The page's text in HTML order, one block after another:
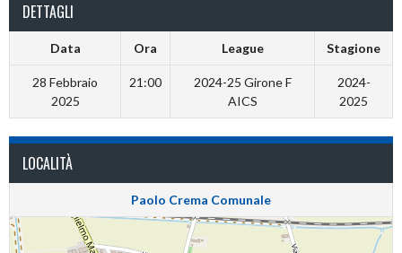
DETTAGLI
Data Ora League Stagione
28 Febbraio
2025
21:00
2024-25 Girone F
AICS
2024-
2025
LOCALITÀ
Paolo Crema Comunale